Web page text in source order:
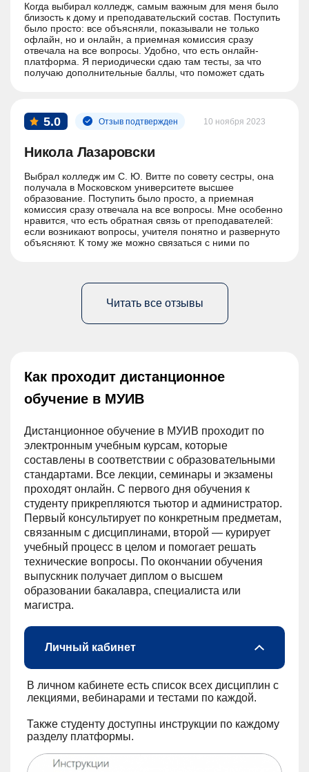
Когда выбирал колледж, самым важным для меня было
близость к дому и преподавательский состав. Поступить
было просто: все объясняли, показывали не только
офлайн, но и онлайн, а приемная комиссия сразу
отвечала на все вопросы. Удобно, что есть онлайн-
платформа. Я периодически сдаю там тесты, за что
получаю дополнительные баллы, что поможет сдать
связи, можно задать любой вопрос на паре или
написать после лично каждому на сайте. После
что обучение здесь подготовит меня на 100%.
5.0
Никола Лазаровски
10 ноября 2023
Отзыв подтвержден
Выбрал колледж им С. Ю. Витте по совету сестры, она
получала в Московском университете высшее
образование. Поступить было просто, а приемная
комиссия сразу отвечала на все вопросы. Мне особенно
нравится, что есть обратная связь от преподавателей:
если возникают вопросы, учителя понятно и развернуто
объясняют. К тому же можно связаться с ними по
Читать все отзывы
Как проходит дистанционное
обучение в МУИВ
Дистанционное обучение в МУИВ проходит по
электронным учебным курсам, которые
составлены в соответствии с образовательными
стандартами. Все лекции, семинары и экзамены
проходят онлайн. С первого дня обучения к
студенту прикрепляются тьютор и администратор.
Первый консультирует по конкретным предметам,
связанным с дисциплинами, второй — курирует
учебный процесс в целом и помогает решать
технические вопросы. По окончании обучения
выпускник получает диплом о высшем
образовании бакалавра, специалиста или
магистра.
Личный кабинет
В личном кабинете есть список всех дисциплин с
лекциями, вебинарами и тестами по каждой.
Также студенту доступны инструкции по каждому
разделу платформы.